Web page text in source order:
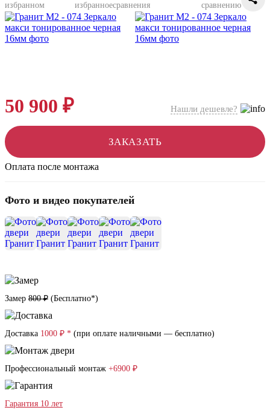
избранное
сравнению
50 900 ₽ Нашли дешевле?
ЗАКАЗАТЬ
Оплата после монтажа
Фото и видео покупателей
Замер 800 ₽ (Бесплатно*)
Доставка 1000 ₽ * (при оплате наличными — бесплатно)
Профессиональный монтаж +6900 ₽
Гарантия 10 лет